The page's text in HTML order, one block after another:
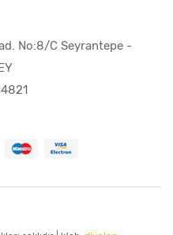
No:8/C Seyrantepe -